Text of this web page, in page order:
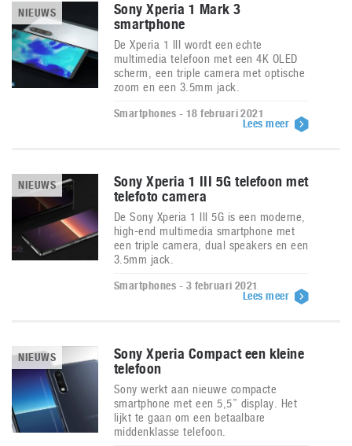
NIEUWS
Sony Xperia 1 Mark 3
smartphone
De Xperia 1 III wordt een echte
multimedia telefoon met een 4K OLED
scherm, een triple camera met optische
zoom en een 3.5mm jack.
Smartphones - 18 februari 2021
Lees meer
NIEUWS
Sony Xperia 1 III 5G telefoon met
telefoto camera
De Sony Xperia 1 III 5G is een moderne,
high-end multimedia smartphone met
een triple camera, dual speakers en een
3.5mm jack.
Smartphones - 3 februari 2021
Lees meer
NIEUWS
Sony Xperia Compact een kleine
telefoon
Sony werkt aan nieuwe compacte
smartphone met een 5,5” display. Het
lijkt te gaan om een betaalbare
middenklasse telefoon.